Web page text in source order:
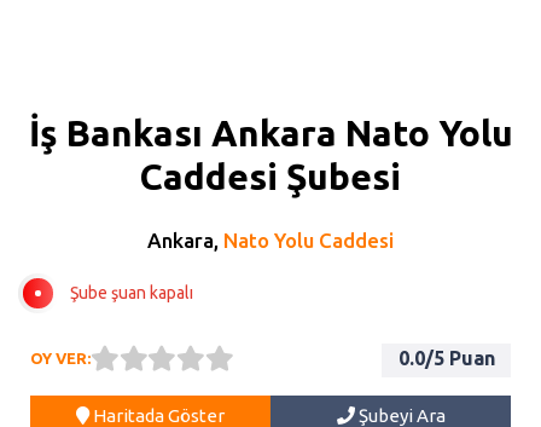
İş Bankası Ankara Nato Yolu
Caddesi Şubesi
Ankara, Nato Yolu Caddesi
Şube şuan kapalı
OY VER: 0.0/5 Puan
Haritada Göster Şubeyi Ara